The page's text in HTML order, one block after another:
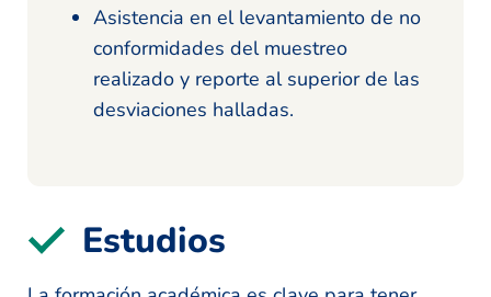
Asistencia en el levantamiento de no
conformidades del muestreo
realizado y reporte al superior de las
desviaciones halladas.
Estudios